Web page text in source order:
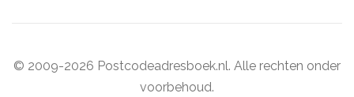
© 2009-2026 Postcodeadresboek.nl. Alle rechten onder
voorbehoud.